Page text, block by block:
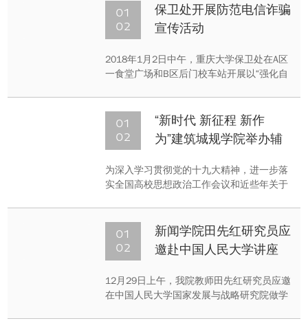
印》获得入围总决赛资格和优秀项目证书，
将参加“青创嘉年华”活动展示，是重庆市唯
一一组大学生创新创业项目。
01
02
保卫处开展防范电信诈骗
宣传活动
2018年1月2日中午，重庆大学保卫处在A区
一食堂广场和B区后门校车站开展以“强化自
了进一步加大防范电信诈骗工作力度，有效
遏制校园电信诈骗案件发案态势，切实增强
学校师生辨别、抵制各类电信诈骗手段的能
01
02
“新时代 新征程 新作
为”建筑城规学院举办辅
为深入学习贯彻党的十九大精神，进一步落
实全国高校思想政治工作会议和近些年关于
校辅导员队伍专业化、职业化发展，切实提
升思想政治教育工作的质量和成效，2018年
1月2日上午，建筑城规学院在学办会议室举
01
02
新闻学院田先红研究员应
邀赴中国人民大学讲座
12月29日上午，我院教师田先红研究员应邀
在中国人民大学国家发展与战略研究院做学